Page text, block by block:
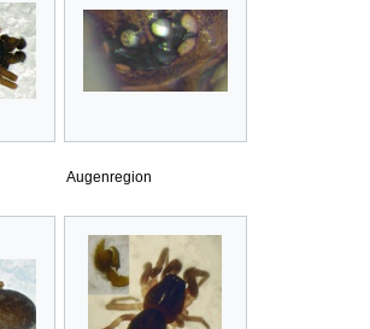
Augenregion